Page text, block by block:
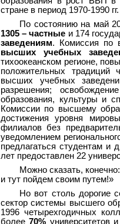
стране в период 1970-1990
По состоянию на май
1305 – частные и 174
заведениям. Комиссия по
высших учебных
тихоокеанском регионе,
положительных традиций
высших учебных
разрешения;
образования, культуры и
Комиссии по высшему
достижения уровня
филиалов без
уведомлением
предлагаться студентам и
лет предоставлен 22
Можно сказать,
и тут пойдем своим путем!»
Но вот столь дорогие
сектор системы высшего
1996 четырехгодичных
более70% университетов